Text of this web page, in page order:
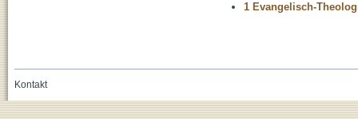
1 Evangelisch-
Kontakt